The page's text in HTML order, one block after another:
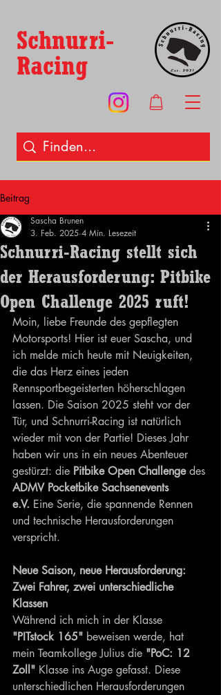
Schnurri-
Racing
Beitrag
Schnurri-Racing stellt sich
der Herausforderung: Pitbike
Open Challenge 2025 ruft!
Sascha Brunen
3. Feb. 2025 4 Min. Lesezeit
Moin, liebe Freunde des gepflegten
Motorsports! Hier ist euer Sascha, und
ich melde mich heute mit Neuigkeiten,
die das Herz eines jeden
Rennsportbegeisterten höherschlagen
lassen. Die Saison 2025 steht vor der
Tür, und Schnurri-Racing ist natürlich
wieder mit von der Partie! Dieses Jahr
haben wir uns in ein neues Abenteuer
gestürzt: die Pitbike Open Challenge des
ADMV Pocketbike Sachsenevents
e.V. Eine Serie, die spannende Rennen
und technische Herausforderungen
verspricht.
Neue Saison, neue Herausforderung:
Zwei Fahrer, zwei unterschiedliche
Klassen
Während ich mich in der Klasse
"PITstock 165" beweisen werde, hat
mein Teamkollege Julius die "PoC: 12
Zoll" Klasse ins Auge gefasst. Diese
unterschiedlichen Herausforderungen